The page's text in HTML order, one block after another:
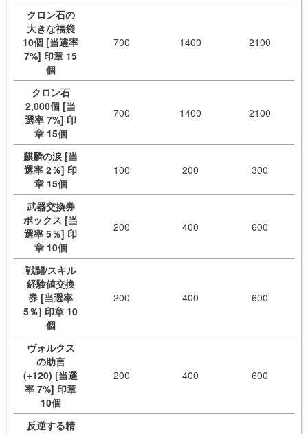
クロン石の
大きな福袋
10個 [当選率
7%] 印章 15
個
700 1400 2100
クロン石
2,000個 [当
選率 7%] 印
章 15個
700 1400 2100
麒麟の涙 [当
選率 2％] 印
章 15個
100 200 300
武器交換券
ボックス [当
選率 5％] 印
章 10個
200 400 600
戦闘/スキル
経験値交換
券 [当選率
5％] 印章 10
個
200 400 600
ヴォルクス
の助言
(+120) [当選
率 7%] 印章
10個
200 400 600
反逆する精